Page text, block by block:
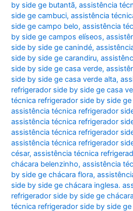
by side ge butantã,assistência
side ge cambuci,assistência
side ge campo belo,assistência
by side ge campos elíseos,
side by side ge canindé,
side by side ge carandiru,
side by side ge casa verde,
side by side ge casa verde alta,
refrigerador side by side ge casa
técnica refrigerador side by side
assistência técnica refrigerador
assistência técnica refrigerador
assistência técnica refrigerador
assistência técnica refrigerador
césar,assistência técnica
chácara belenzinho,assistência
by side ge chácara flora,
side by side ge chácara inglesa.
refrigerador side by side ge
técnica refrigerador side by side